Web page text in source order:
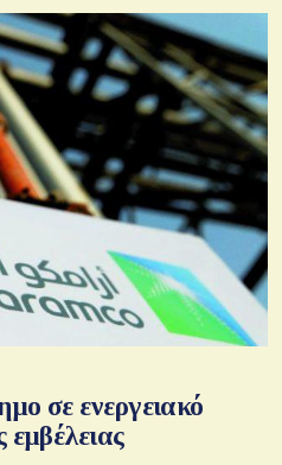
σε ενεργειακό